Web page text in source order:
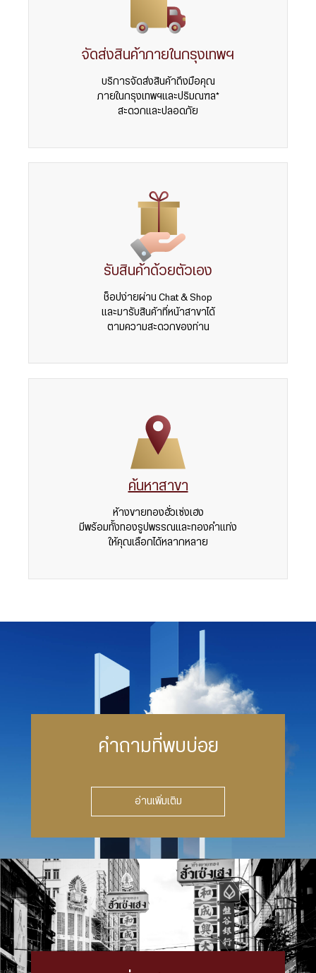
จัดส่งสินค้าภายในกรุงเทพฯ
บริการจัดส่งสินค้าถึงมือคุณ
ภายในกรุงเทพฯและปริมณฑล*
สะดวกและปลอดภัย
รับสินค้าด้วยตัวเอง
ช็อปง่ายผ่าน Chat & Shop
และมารับสินค้าที่หน้าสาขาได้
ตามความสะดวกของท่าน
ค้นหาสาขา
ห้างขายทองฮั่วเซ่งเฮง
มีพร้อมทั้งทองรูปพรรณและทองคำแท่ง
ให้คุณเลือกได้หลากหลาย
คำถามที่พบบ่อย
อ่านเพิ่มเติม